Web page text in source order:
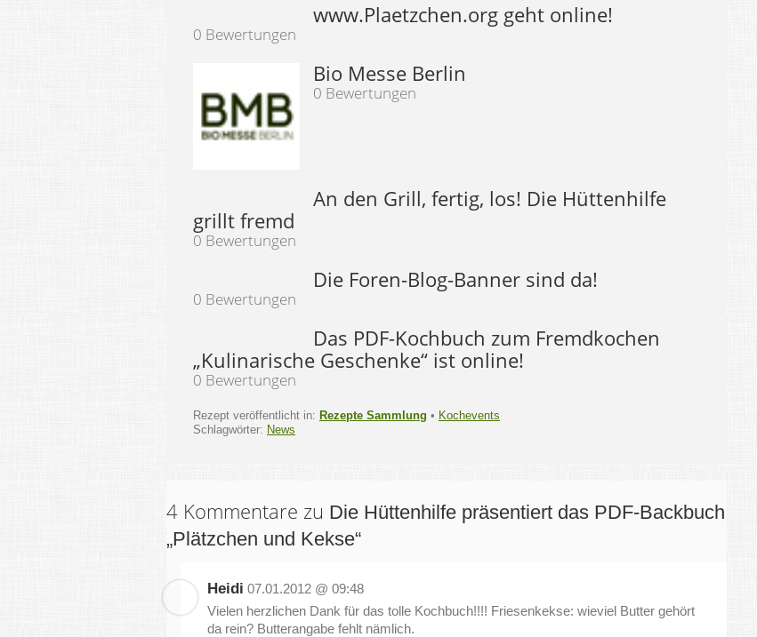
www.Plaetzchen.org geht online!
0 Bewertungen
Bio Messe Berlin
0 Bewertungen
An den Grill, fertig, los! Die Hüttenhilfe
grillt fremd
0 Bewertungen
Die Foren-Blog-Banner sind da!
0 Bewertungen
Das PDF-Kochbuch zum Fremdkochen
„Kulinarische Geschenke“ ist online!
0 Bewertungen
Rezept veröffentlicht in: Rezepte Sammlung • Kochevents
Schlagwörter: News
4 Kommentare zu Die Hüttenhilfe präsentiert das PDF-Backbuch
„Plätzchen und Kekse“
Heidi 07.01.2012 @ 09:48
Vielen herzlichen Dank für das tolle Kochbuch!!!! Friesenkekse: wieviel Butter gehört
da rein? Butterangabe fehlt nämlich.